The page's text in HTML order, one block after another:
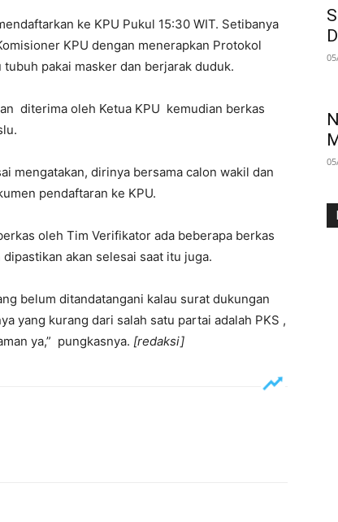
ke KPU Pukul 15:30 WIT. Setibanya
KPU dengan menerapkan Protokol
pakai masker dan berjarak duduk.
diterima oleh Ketua KPU kemudian berkas
mengatakan, dirinya bersama calon wakil dan
pendaftaran ke KPU.
oleh Tim Verifikator ada beberapa berkas
akan selesai saat itu juga.
belum ditandatangani kalau surat dukungan
yang kurang dari salah satu partai adalah PKS ,
ya,” pungkasnya. [redaksi]